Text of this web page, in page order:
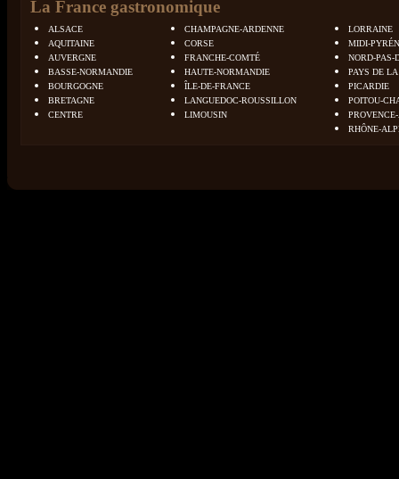
La France gastronomique
ALSACE
AQUITAINE
AUVERGNE
BASSE-NORMANDIE
BOURGOGNE
BRETAGNE
CENTRE
CHAMPAGNE-ARDENNE
CORSE
FRANCHE-COMTÉ
HAUTE-NORMANDIE
ÎLE-DE-FRANCE
LANGUEDOC-ROUSSILLON
LIMOUSIN
LORRAINE
MIDI-
NORD-PAS-
PAYS DE
PICARDIE
POITOU-
RHÔNE-